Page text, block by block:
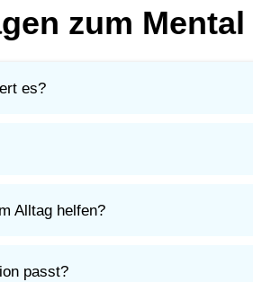
zum
es?
Strategien, die im Sport und
leichter wird ihr Weg. Im Sport
Alltag helfen?
oder anderen schwierigen
passt?